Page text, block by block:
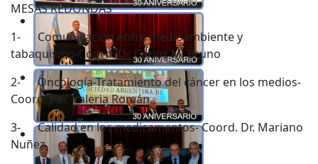
MESAS REDONDAS
1- Comunicación entre medioambiente y
tabaquismo-Coord. Dr Carlos M. Bruno
2- Oncología-Tratamiento del cáncer en los medios-
Coord. Per. Valeria Román.
3- Calidad en los medicamentos- Coord. Dr. Mariano
Nuñez.